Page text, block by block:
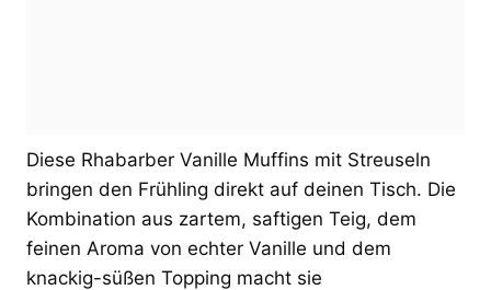
Diese Rhabarber Vanille Muffins mit Streuseln
bringen den Frühling direkt auf deinen Tisch. Die
Kombination aus zartem, saftigen Teig, dem
feinen Aroma von echter Vanille und dem
knackig-süßen Topping macht sie